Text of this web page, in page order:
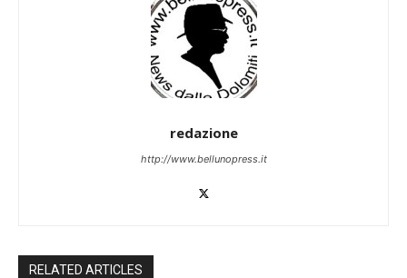
redazione
http://www.bellunopress.it
RELATED ARTICLES